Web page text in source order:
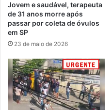
Jovem e saudável, terapeuta
de 31 anos morre após
passar por coleta de óvulos
em SP
23 de maio de 2026